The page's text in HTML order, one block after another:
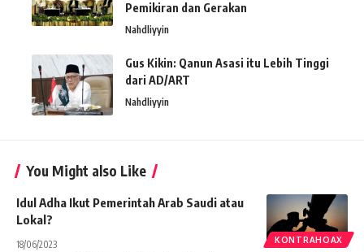
Pemikiran dan Gerakan
Nahdliyyin
Gus Kikin: Qanun Asasi itu Lebih Tinggi
dari AD/ART
Nahdliyyin
You Might also Like
KONTRAHOAX
Idul Adha Ikut Pemerintah Arab Saudi atau
Lokal?
18/06/2023